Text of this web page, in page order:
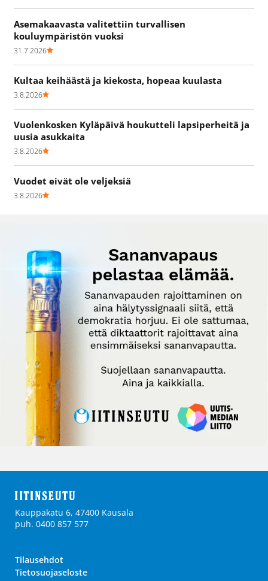
Asemakaavasta valitettiin turvallisen
kouluympäristön vuoksi
31.7.2026
Kultaa keihäästä ja kiekosta, hopeaa kuulasta
3.8.2026
Vuolenkosken Kyläpäivä houkutteli lapsiperheitä ja
uusia asukkaita
3.8.2026
Vuodet eivät ole veljeksiä
3.8.2026
Kauppakatu 6, 47400 Kausala
puh. 0400 857 577
Tilausehdot
Tietosuojaseloste